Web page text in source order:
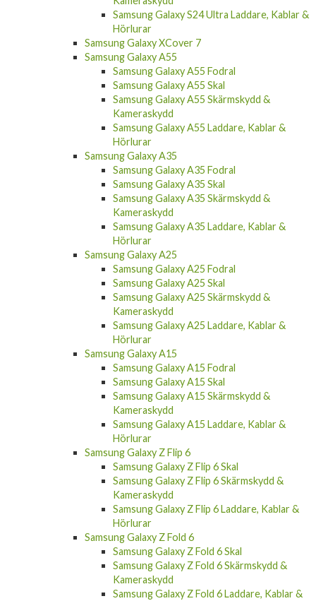
Hörlurar
Samsung Galaxy XCover 7
Samsung Galaxy A55
Samsung Galaxy A55 Fodral
Samsung Galaxy A55 Skal
Samsung Galaxy A55 Skärmskydd &
Kameraskydd
Samsung Galaxy A55 Laddare, Kablar &
Hörlurar
Samsung Galaxy A35
Samsung Galaxy A35 Fodral
Samsung Galaxy A35 Skal
Samsung Galaxy A35 Skärmskydd &
Kameraskydd
Samsung Galaxy A35 Laddare, Kablar &
Hörlurar
Samsung Galaxy A25
Samsung Galaxy A25 Fodral
Samsung Galaxy A25 Skal
Samsung Galaxy A25 Skärmskydd &
Kameraskydd
Samsung Galaxy A25 Laddare, Kablar &
Hörlurar
Samsung Galaxy A15
Samsung Galaxy A15 Fodral
Samsung Galaxy A15 Skal
Samsung Galaxy A15 Skärmskydd &
Kameraskydd
Samsung Galaxy A15 Laddare, Kablar &
Hörlurar
Samsung Galaxy Z Flip 6
Samsung Galaxy Z Flip 6 Skal
Samsung Galaxy Z Flip 6 Skärmskydd &
Kameraskydd
Samsung Galaxy Z Flip 6 Laddare, Kablar &
Hörlurar
Samsung Galaxy Z Fold 6
Samsung Galaxy Z Fold 6 Skal
Samsung Galaxy Z Fold 6 Skärmskydd &
Kameraskydd
Samsung Galaxy Z Fold 6 Laddare, Kablar &
Hörlurar